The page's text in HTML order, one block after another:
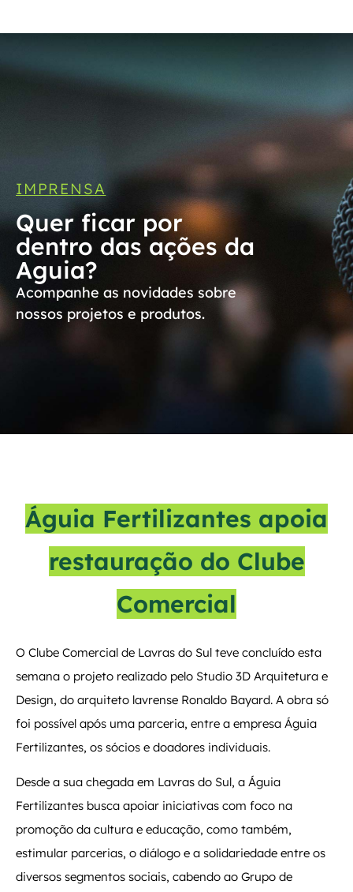
IMPRENSA
Quer ficar por
dentro das ações da
Aguia?
Acompanhe as novidades sobre
nossos projetos e produtos.
Águia Fertilizantes apoia
restauração do Clube
Comercial
O Clube Comercial de Lavras do Sul teve concluído esta
semana o projeto realizado pelo Studio 3D Arquitetura e
Design, do arquiteto lavrense Ronaldo Bayard. A obra só
foi possível após uma parceria, entre a empresa Águia
Fertilizantes, os sócios e doadores individuais.
Desde a sua chegada em Lavras do Sul, a Águia
Fertilizantes busca apoiar iniciativas com foco na
promoção da cultura e educação, como também,
estimular parcerias, o diálogo e a solidariedade entre os
diversos segmentos sociais, cabendo ao Grupo de